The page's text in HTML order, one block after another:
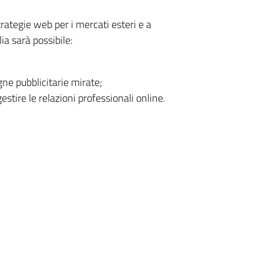
web per i mercati esteri e a
sarà possibile:
pubblicitarie mirate;
le relazioni professionali online.